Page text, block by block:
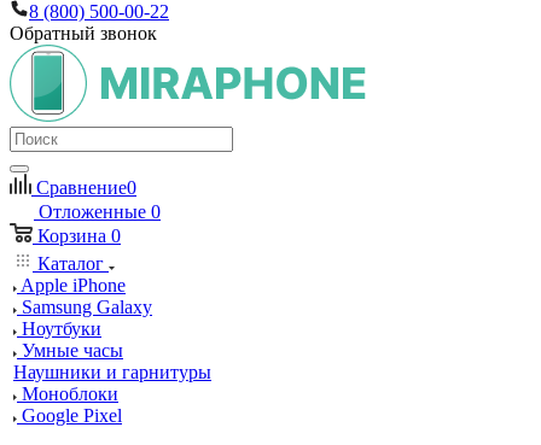
8 (800) 500-00-22
Обратный звонок
Сравнение0
Отложенные 0
Корзина 0
Каталог
Apple iPhone
Samsung Galaxy
Ноутбуки
Умные часы
Наушники и гарнитуры
Моноблоки
Google Pixel